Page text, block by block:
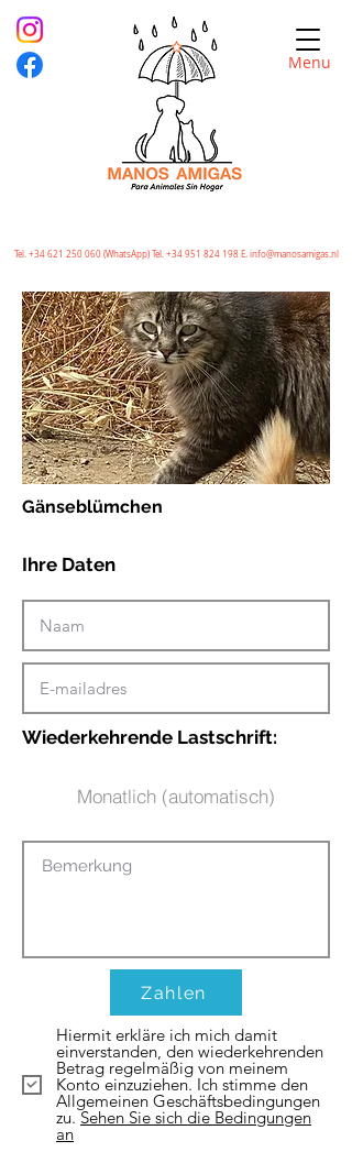
Tel. +34 621 250 060 (WhatsApp) Tel. +34 951 824 198 E. info@manosamigas.nl
Menu
Gänseblümchen
Ihre Daten
Wiederkehrende Lastschrift:
Monatlich (automatisch)
Zahlen
Hiermit erkläre ich mich damit
einverstanden, den wiederkehrenden
Betrag regelmäßig von meinem
Konto einzuziehen. Ich stimme den
Allgemeinen Geschäftsbedingungen
zu.Sehen Sie sich die Bedingungen
an